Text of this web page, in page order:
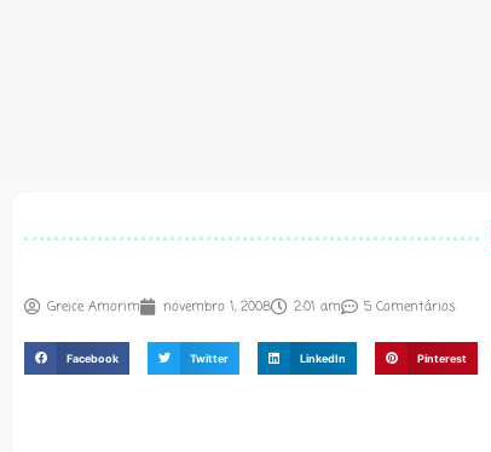
Greice Amorim novembro 1, 2008 2:01 am 5 Comentários
Facebook Twitter LinkedIn Pinterest